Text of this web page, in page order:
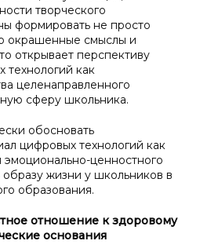
творческого
формировать не просто
окрашенные смыслы и
открывает перспективу
технологий как
целенаправленного
сферу школьника.
обосновать
цифровых технологий как
ценностного
жизни у школьников в
образования.
отношение кздоровому
основания